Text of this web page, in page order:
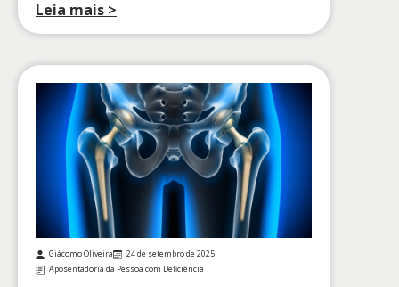
Leia mais >
Giácomo Oliveira
24 de setembro de 2025
Aposentadoria da Pessoa com Deficiência